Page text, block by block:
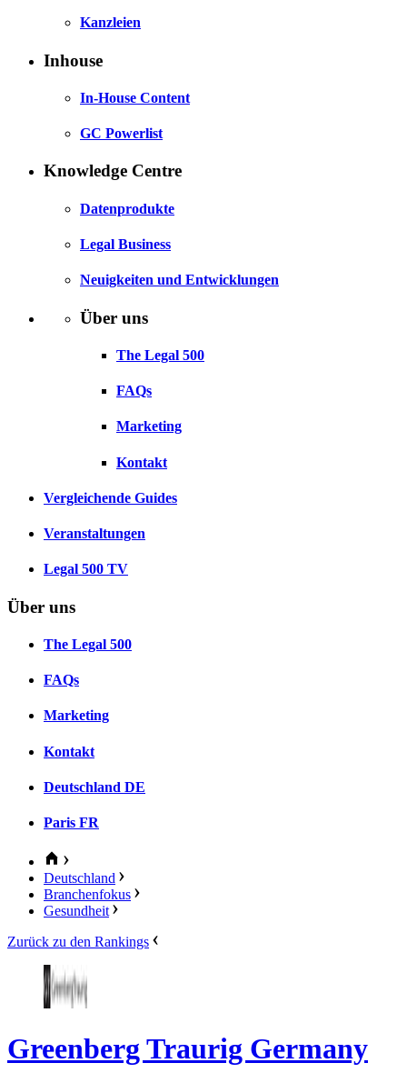
Kanzleien
Inhouse
In-House Content
GC Powerlist
Knowledge Centre
Datenprodukte
Legal Business
Neuigkeiten und Entwicklungen
Über uns
The Legal 500
FAQs
Marketing
Kontakt
Vergleichende Guides
Veranstaltungen
Legal 500 TV
Über uns
The Legal 500
FAQs
Marketing
Kontakt
Deutschland DE
Paris FR
Deutschland
Branchenfokus
Gesundheit
Zurück zu den Rankings
Greenberg Traurig Germany